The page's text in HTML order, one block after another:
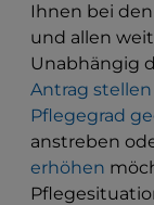
Ihnen bei
und allen
Unabhängig
Antrag stellen
Pflegegrad
anstreben
erhöhen